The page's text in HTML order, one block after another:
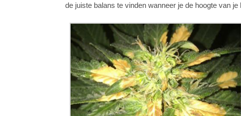
de juiste balans te vinden wanneer je de hoogte van